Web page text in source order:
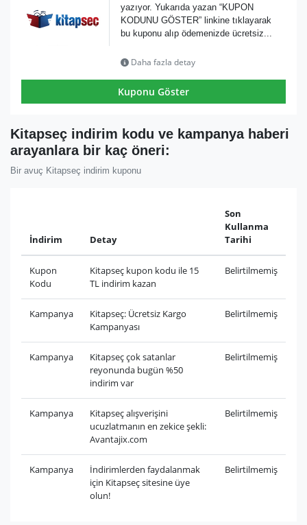
yazıyor. Yukarıda yazan “KUPON
KODUNU GÖSTER” linkine tıklayarak
bu kuponu alıp ödemenizde ücretsiz...
Daha fazla detay
Kuponu Göster
Kitapseç indirim kodu ve kampanya haberi
arayanlara bir kaç öneri:
Bir avuç Kitapseç indirim kuponu
İndirim Detay
Son
Kullanma
Tarihi
Kupon
Kodu
Kitapseç kupon kodu ile 15
TL indirim kazan
Belirtilmemiş
Kampanya
Kitapseç: Ücretsiz Kargo
Kampanyası
Belirtilmemiş
Kampanya
Kitapseç çok satanlar
reyonunda bugün %50
indirim var
Belirtilmemiş
Kampanya
Kitapseç alışverişini
ucuzlatmanın en zekice şekli:
Avantajix.com
Belirtilmemiş
Kampanya
İndirimlerden faydalanmak
için Kitapseç sitesine üye
olun!
Belirtilmemiş